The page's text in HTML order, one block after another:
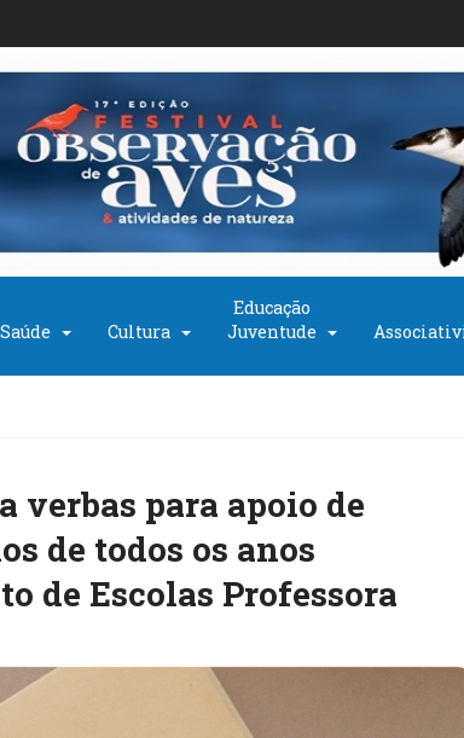
Saúde Cultura
Educação
Juventude
verbas para apoio de
de todos os anos
de Escolas Professora